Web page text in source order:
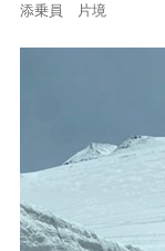
添乗員 片境